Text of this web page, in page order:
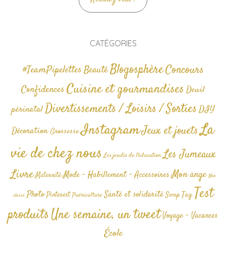
CATÉGORIES
#TeamPipelettesBeautéBlogosphèreConcours
Confidences Cuisine et gourmandises Deuil
périnatalDivertissements / Loisirs / SortiesDIY
Décoration GrossesseInstagramJeux et jouetsLa
vie de chez nous Les jeudis de l'éducation Les Jumeaux
Livre Maternité Mode - Habillement - AccessoiresMon ange Non
classé Photo Pinterest Puériculture Santé et solidarité Swap TagTest
produitsUne semaine, un tweetVoyage - Vacances
École